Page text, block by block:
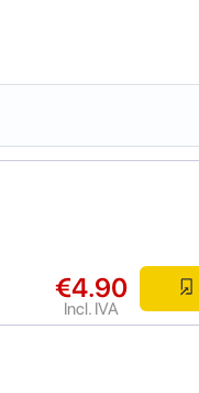
€4.90
Incl. IVA